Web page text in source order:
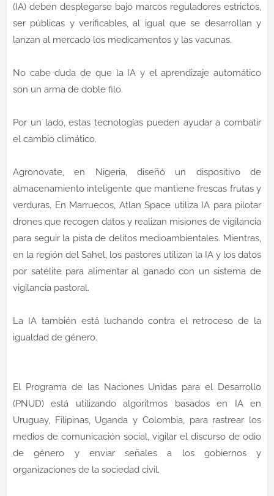
(IA) deben desplegarse bajo marcos reguladores estrictos,
ser públicas y verificables, al igual que se desarrollan y
lanzan al mercado los medicamentos y las vacunas.
No cabe duda de que la IA y el aprendizaje automático
son un arma de doble filo.
Por un lado, estas tecnologías pueden ayudar a combatir
el cambio climático.
Agronovate, en Nigeria, diseñó un dispositivo de
almacenamiento inteligente que mantiene frescas frutas y
verduras. En Marruecos, Atlan Space utiliza IA para pilotar
drones que recogen datos y realizan misiones de vigilancia
para seguir la pista de delitos medioambientales. Mientras,
en la región del Sahel, los pastores utilizan la IA y los datos
por satélite para alimentar al ganado con un sistema de
vigilancia pastoral.
La IA también está luchando contra el retroceso de la
igualdad de género.
El Programa de las Naciones Unidas para el Desarrollo
(PNUD) está utilizando algoritmos basados en IA en
Uruguay, Filipinas, Uganda y Colombia, para rastrear los
medios de comunicación social, vigilar el discurso de odio
de género y enviar señales a los gobiernos y
organizaciones de la sociedad civil.